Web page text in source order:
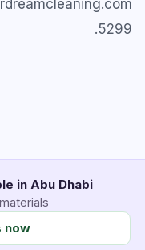
5299
.
in Abu Dhabi
now